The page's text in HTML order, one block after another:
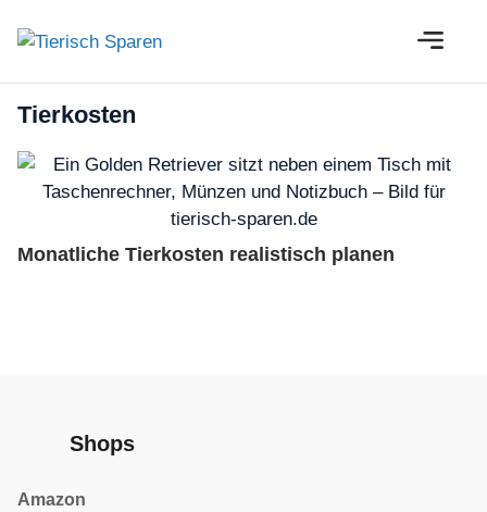
Inhalt
Tierkosten
Monatliche Tierkosten realistisch planen
Shops
Amazon